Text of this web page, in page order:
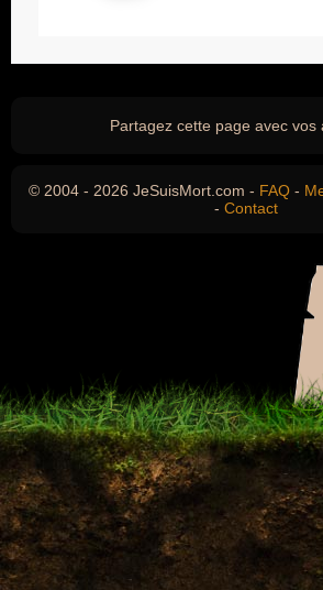
Partagez cette page avec vos
© 2004 - 2026 JeSuisMort.com - FAQ -
- Contact